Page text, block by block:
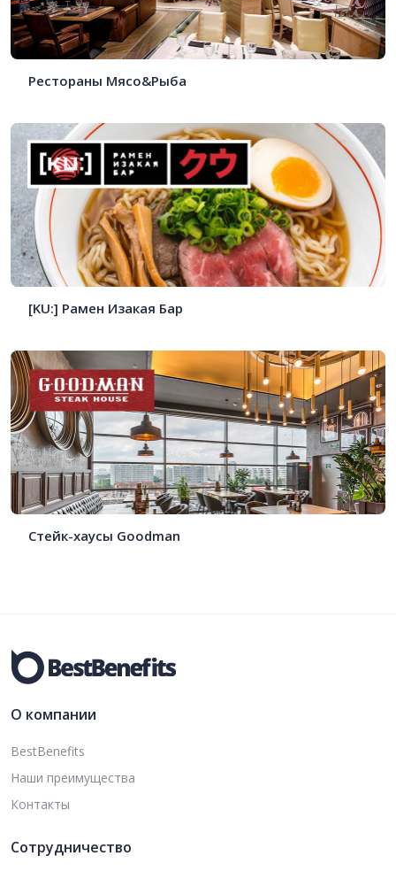
Рестораны Мясо&Рыба
[KU:] Рамен Изакая Бар
Стейк-хаусы Goodman
О компании
BestBenefits
Наши преимущества
Контакты
Сотрудничество